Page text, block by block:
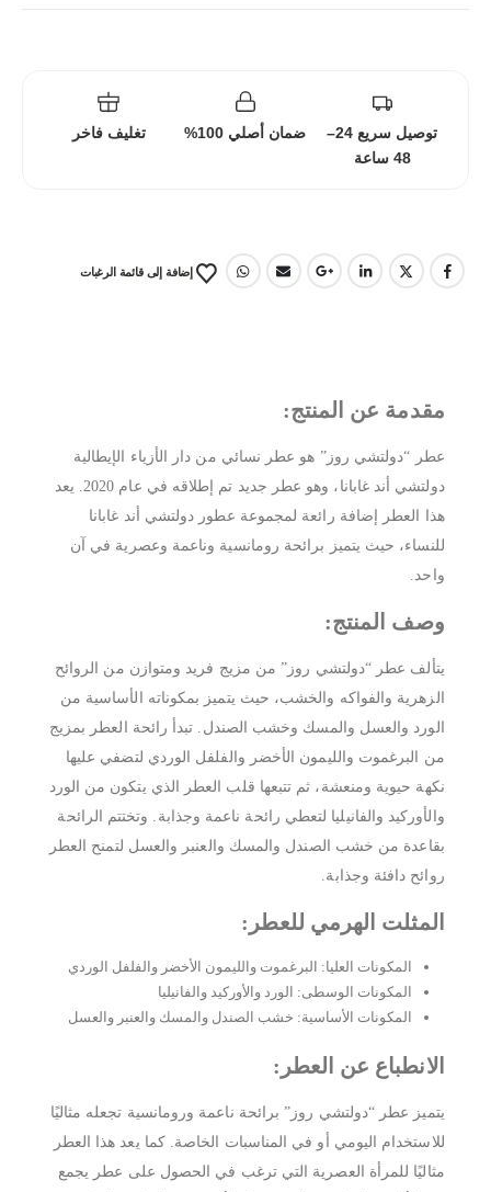
توصيل سريع 24–
48 ساعة
ضمان أصلي 100% تغليف فاخر
إضافة إلى قائمة الرغبات
مقدمة عن المنتج:
عطر “دولتشي روز” هو عطر نسائي من دار الأزياء الإيطالية
دولتشي أند غابانا، وهو عطر جديد تم إطلاقه في عام 2020. يعد
هذا العطر إضافة رائعة لمجموعة عطور دولتشي أند غابانا
للنساء، حيث يتميز برائحة رومانسية وناعمة وعصرية في آن
واحد.
وصف المنتج:
يتألف عطر “دولتشي روز” من مزيج فريد ومتوازن من الروائح
الزهرية والفواكه والخشب، حيث يتميز بمكوناته الأساسية من
الورد والعسل والمسك وخشب الصندل. تبدأ رائحة العطر بمزيج
من البرغموت والليمون الأخضر والفلفل الوردي لتضفي عليها
نكهة حيوية ومنعشة، ثم تتبعها قلب العطر الذي يتكون من الورد
والأوركيد والفانيليا لتعطي رائحة ناعمة وجذابة. وتختتم الرائحة
بقاعدة من خشب الصندل والمسك والعنبر والعسل لتمنح العطر
روائح دافئة وجذابة.
المثلت الهرمي للعطر:
المكونات العليا: البرغموت والليمون الأخضر والفلفل الوردي
المكونات الوسطى: الورد والأوركيد والفانيليا
المكونات الأساسية: خشب الصندل والمسك والعنبر والعسل
الانطباع عن العطر:
يتميز عطر “دولتشي روز” برائحة ناعمة ورومانسية تجعله مثاليًا
للاستخدام اليومي أو في المناسبات الخاصة. كما يعد هذا العطر
مثاليًا للمرأة العصرية التي ترغب في الحصول على عطر يجمع